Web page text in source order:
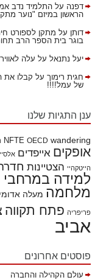
דפנהעלהתלמיד נדב
הראשון במיזם "נוער
דותןעלמתקן לספורט
בוגר בית הספר הרב
יעל נתנאלעלעלה
חגית רימוךעל
של עמל!!!!
ענן התגיות שלנו
NFTE OECD wandering
אופקים אייפדים
הייטקהיי הצטיינות חדרה
למידה במרחבי
מלחמה מעלה
פריפריה פתח תקווה
אביב
פוסטים אחרונים
עולם הקהילה והחברה